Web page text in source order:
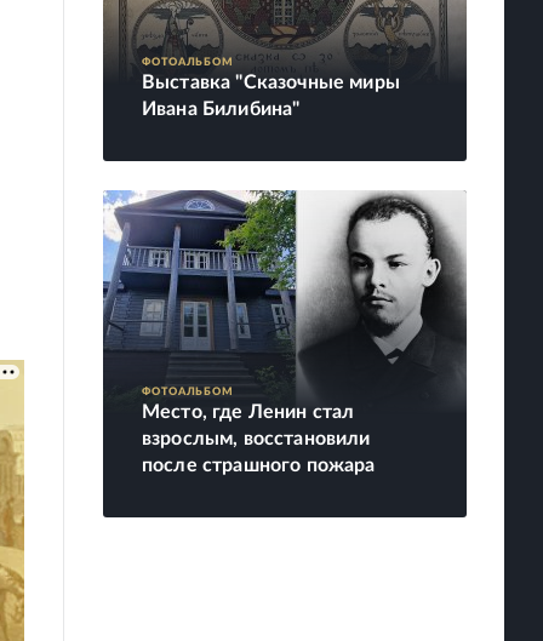
ФОТОАЛЬБОМ
Выставка "Сказочные миры
Ивана Билибина"
ФОТОАЛЬБОМ
Место, где Ленин стал
взрослым, восстановили
после страшного пожара